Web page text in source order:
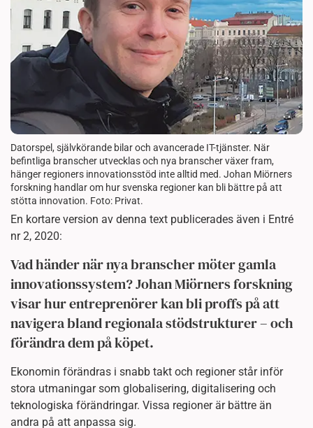
Datorspel, självkörande bilar och avancerade IT-tjänster. När
befintliga branscher utvecklas och nya branscher växer fram,
hänger regioners innovationsstöd inte alltid med. Johan Miörners
forskning handlar om hur svenska regioner kan bli bättre på att
stötta innovation. Foto: Privat.
En kortare version av denna text publicerades även i Entré
nr 2, 2020:
Vad händer när nya branscher möter gamla
innovationssystem? Johan Miörners forskning
visar hur entreprenörer kan bli proffs på att
navigera bland regionala stödstrukturer – och
förändra dem på köpet.
Ekonomin förändras i snabb takt och regioner står inför
stora utmaningar som globalisering, digitalisering och
teknologiska förändringar. Vissa regioner är bättre än
andra på att anpassa sig.